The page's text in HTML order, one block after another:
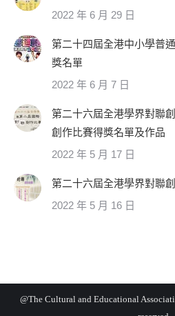
2022 年 6 月 29 日
第二十四屆全港中小學普
獎名單
2022 年 6 月 7 日
第二十六屆全港學界對聯
創作比賽得獎名單及作品
2022 年 5 月 17 日
第二十六屆全港學界對聯
2022 年 5 月 16 日
@The Cultural and Educational